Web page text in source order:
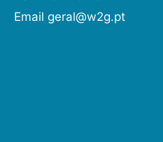
Email geral@w2g.pt